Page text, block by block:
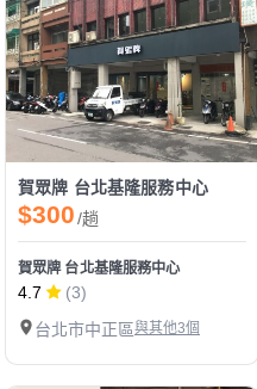
賀眾牌 台北基隆服務中心
$300/趟
賀眾牌 台北基隆服務中心
4.7
(3)
台北市中正區與其他3個